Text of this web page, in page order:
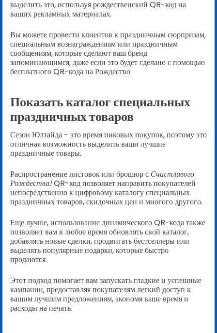
выделить это, используя рождественский QR-код на
ваших рекламных материалах.
Вы можете провести клиентов к праздничным сюрпризам,
специальным вознаграждениям или праздничным
сообщениям, которые сделают ваш бренд
запоминающимся, даже если это будет сделано с помощью
бесплатного QR-кода на Рождество.
Показать каталог специальных
праздничных товаров
Сезон Юлтайда - это время пиковых покупок, поэтому это
отличная возможность выделить ваши лучшие
праздничные товары.
Распространение листовок или брошюр с Счастливого
Рождества!QR-код позволяет направить покупателей
непосредственно к цифровому каталогу специальных
праздничных товаров, скидочных цен и многого другого.
Еще лучше, использование динамического QR-кода также
позволяет вам в любое время обновлять свой каталог,
добавлять новые сделки, продвигать бестселлеры или
выделять популярные подарки, которые быстро
продаются.
Этот подход помогает вам запускать гладкие и успешные
кампании, предоставляя покупателям легкий доступ к
вашим лучшим предложениям, экономя ваше время и
расходы на печать.